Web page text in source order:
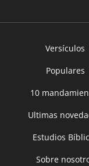
Versículos
Populares
10
Ultimas
Estudios
Sobre